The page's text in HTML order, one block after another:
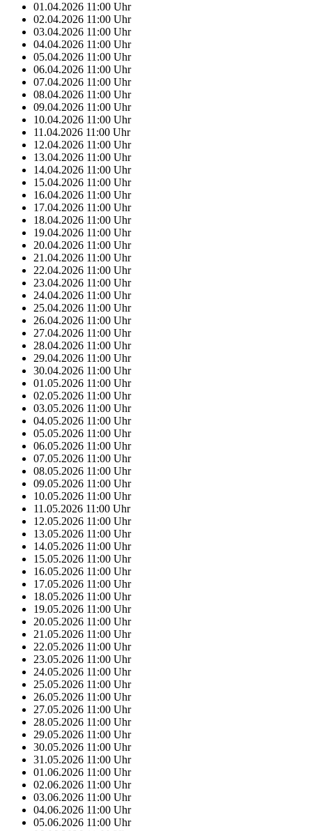
01.04.2026 11:00 Uhr
02.04.2026 11:00 Uhr
03.04.2026 11:00 Uhr
04.04.2026 11:00 Uhr
05.04.2026 11:00 Uhr
06.04.2026 11:00 Uhr
07.04.2026 11:00 Uhr
08.04.2026 11:00 Uhr
09.04.2026 11:00 Uhr
10.04.2026 11:00 Uhr
11.04.2026 11:00 Uhr
12.04.2026 11:00 Uhr
13.04.2026 11:00 Uhr
14.04.2026 11:00 Uhr
15.04.2026 11:00 Uhr
16.04.2026 11:00 Uhr
17.04.2026 11:00 Uhr
18.04.2026 11:00 Uhr
19.04.2026 11:00 Uhr
20.04.2026 11:00 Uhr
21.04.2026 11:00 Uhr
22.04.2026 11:00 Uhr
23.04.2026 11:00 Uhr
24.04.2026 11:00 Uhr
25.04.2026 11:00 Uhr
26.04.2026 11:00 Uhr
27.04.2026 11:00 Uhr
28.04.2026 11:00 Uhr
29.04.2026 11:00 Uhr
30.04.2026 11:00 Uhr
01.05.2026 11:00 Uhr
02.05.2026 11:00 Uhr
03.05.2026 11:00 Uhr
04.05.2026 11:00 Uhr
05.05.2026 11:00 Uhr
06.05.2026 11:00 Uhr
07.05.2026 11:00 Uhr
08.05.2026 11:00 Uhr
09.05.2026 11:00 Uhr
10.05.2026 11:00 Uhr
11.05.2026 11:00 Uhr
12.05.2026 11:00 Uhr
13.05.2026 11:00 Uhr
14.05.2026 11:00 Uhr
15.05.2026 11:00 Uhr
16.05.2026 11:00 Uhr
17.05.2026 11:00 Uhr
18.05.2026 11:00 Uhr
19.05.2026 11:00 Uhr
20.05.2026 11:00 Uhr
21.05.2026 11:00 Uhr
22.05.2026 11:00 Uhr
23.05.2026 11:00 Uhr
24.05.2026 11:00 Uhr
25.05.2026 11:00 Uhr
26.05.2026 11:00 Uhr
27.05.2026 11:00 Uhr
28.05.2026 11:00 Uhr
29.05.2026 11:00 Uhr
30.05.2026 11:00 Uhr
31.05.2026 11:00 Uhr
01.06.2026 11:00 Uhr
02.06.2026 11:00 Uhr
03.06.2026 11:00 Uhr
04.06.2026 11:00 Uhr
05.06.2026 11:00 Uhr